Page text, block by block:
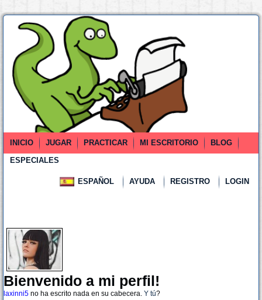
INICIO JUGAR PRACTICAR MI ESCRITORIO
BLOG
ESPECIALES
ESPAÑOL AYUDA REGISTRO LOGIN
Bienvenido a mi perfil!
laxinni5 no ha escrito nada en su cabecera. Y tú?